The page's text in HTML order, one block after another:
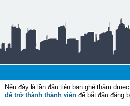
Nếu đây là lần đầu tiên bạn ghé thăm
để trở thành thành viên để bắt đầu đăng